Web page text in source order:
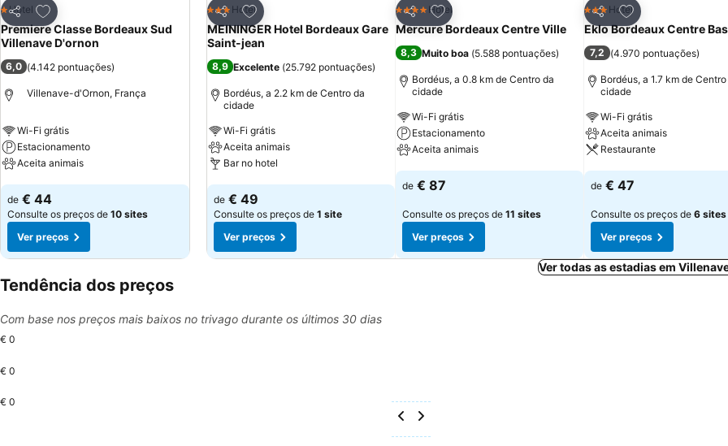
Partilhar
Adicionar aos favoritos
1 Estrelas
Hotel
Premiere Classe Bordeaux Sud
Villenave D'ornon
6,0 (4.142 pontuações)
Villenave-d'Ornon, França
Wi-Fi grátis
Estacionamento
Aceita animais
Ver preços
de € 44
Consulte os preços de 10 sites
Ver preços
Partilhar
Adicionar aos favoritos
3 Estrelas
Hotel
MEININGER Hotel Bordeaux Gare
Saint-jean
8,9 Excelente (25.792 pontuações)
Bordéus, a 2.2 km de Centro da
cidade
Wi-Fi grátis
Aceita animais
Bar no hotel
Ver preços
de € 49
Consulte os preços de 1 site
Ver preços
Partilhar
Adicionar aos favoritos
4 EstrelasHotel
Mercure Bordeaux Centre Ville
8,3 Muito boa (5.588 pontuações)
Bordéus, a 0.8 km de Centro da
cidade
Wi-Fi grátis
Estacionamento
Aceita animais
Ver preços
de € 87
Consulte os preços de 11 sites
Ver preços
Partilhar
Adicionar aos
3 Estrelas
Hotel
Eklo Bordeaux Centre
7,2 (4.970 pontuações)
Bordéus, a 1.7 km de Centro
cidade
Wi-Fi grátis
Aceita animais
Restaurante
Ver preços
de € 47
Consulte os preços de 6 sites
Ver preços
Ver todas as estadias em
Tendência dos preços
Com base nos preços mais baixos no trivago durante os últimos 30 dias
€ 0
€ 0
€ 0